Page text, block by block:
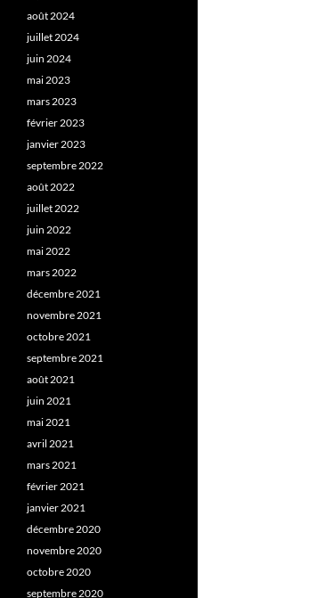
août 2024
juillet 2024
juin 2024
mai 2023
mars 2023
février 2023
janvier 2023
septembre 2022
août 2022
juillet 2022
juin 2022
mai 2022
mars 2022
décembre 2021
novembre 2021
octobre 2021
septembre 2021
août 2021
juin 2021
mai 2021
avril 2021
mars 2021
février 2021
janvier 2021
décembre 2020
novembre 2020
octobre 2020
septembre 2020